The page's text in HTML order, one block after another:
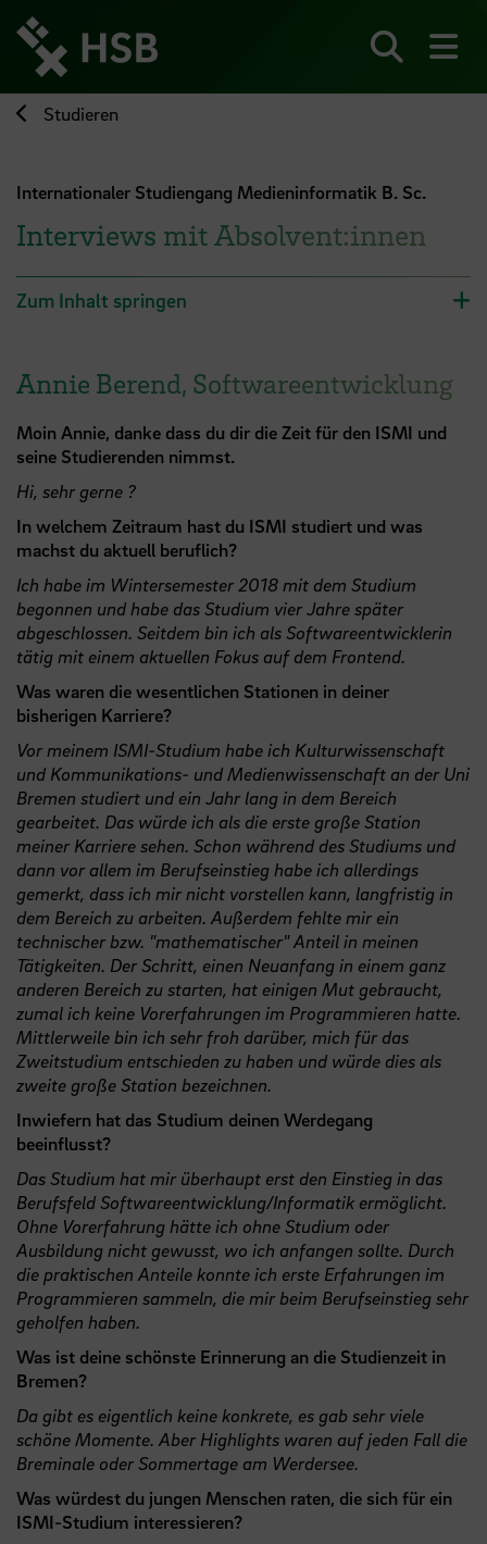
zum
Seiteninhalt
springen
Studieren
Internationaler Studiengang Medieninformatik B. Sc.
Interviews mit Absolvent:innen
Zum Inhalt springen
Annie Berend, Softwareentwicklung
Moin Annie, danke dass du dir die Zeit für den ISMI und
seine Studierenden nimmst.
Hi, sehr gerne ?
In welchem Zeitraum hast du ISMI studiert und was
machst du aktuell beruflich?
Ich habe im Wintersemester 2018 mit dem Studium
begonnen und habe das Studium vier Jahre später
abgeschlossen. Seitdem bin ich als Softwareentwicklerin
tätig mit einem aktuellen Fokus auf dem Frontend.
Was waren die wesentlichen Stationen in deiner
bisherigen Karriere?
Vor meinem ISMI-Studium habe ich Kulturwissenschaft
und Kommunikations- und Medienwissenschaft an der Uni
Bremen studiert und ein Jahr lang in dem Bereich
gearbeitet. Das würde ich als die erste große Station
meiner Karriere sehen. Schon während des Studiums und
dann vor allem im Berufseinstieg habe ich allerdings
gemerkt, dass ich mir nicht vorstellen kann, langfristig in
dem Bereich zu arbeiten. Außerdem fehlte mir ein
technischer bzw. "mathematischer" Anteil in meinen
Tätigkeiten. Der Schritt, einen Neuanfang in einem ganz
anderen Bereich zu starten, hat einigen Mut gebraucht,
zumal ich keine Vorerfahrungen im Programmieren hatte.
Mittlerweile bin ich sehr froh darüber, mich für das
Zweitstudium entschieden zu haben und würde dies als
zweite große Station bezeichnen.
Inwiefern hat das Studium deinen Werdegang
beeinflusst?
Das Studium hat mir überhaupt erst den Einstieg in das
Berufsfeld Softwareentwicklung/Informatik ermöglicht.
Ohne Vorerfahrung hätte ich ohne Studium oder
Ausbildung nicht gewusst, wo ich anfangen sollte. Durch
die praktischen Anteile konnte ich erste Erfahrungen im
Programmieren sammeln, die mir beim Berufseinstieg sehr
geholfen haben.
Was ist deine schönste Erinnerung an die Studienzeit in
Bremen?
Da gibt es eigentlich keine konkrete, es gab sehr viele
schöne Momente. Aber Highlights waren auf jeden Fall die
Breminale oder Sommertage am Werdersee.
Was würdest du jungen Menschen raten, die sich für ein
ISMI-Studium interessieren?